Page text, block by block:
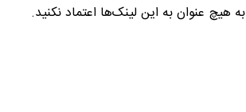
هیچ عنوان به این لینک‌ها اعتماد نکنید.